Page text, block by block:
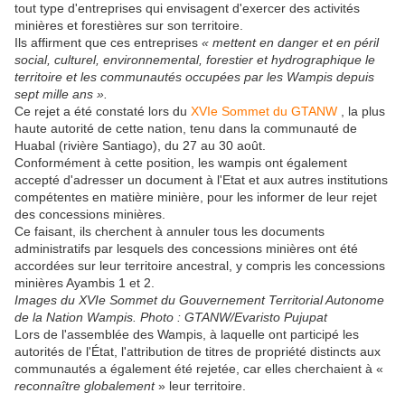
tout type d'entreprises qui envisagent d'exercer des activités
minières et forestières sur son territoire.
Ils affirment que ces entreprises « mettent en danger et en péril
social, culturel, environnemental, forestier et hydrographique le
territoire et les communautés occupées par les Wampis depuis
sept mille ans ».
Ce rejet a été constaté lors du XVIe Sommet du GTANW , la plus
haute autorité de cette nation, tenu dans la communauté de
Huabal (rivière Santiago), du 27 au 30 août.
Conformément à cette position, les wampis ont également
accepté d'adresser un document à l'Etat et aux autres institutions
compétentes en matière minière, pour les informer de leur rejet
des concessions minières.
Ce faisant, ils cherchent à annuler tous les documents
administratifs par lesquels des concessions minières ont été
accordées sur leur territoire ancestral, y compris les concessions
minières Ayambis 1 et 2.
Images du XVIe Sommet du Gouvernement Territorial Autonome
de la Nation Wampis. Photo : GTANW/Evaristo Pujupat
Lors de l'assemblée des Wampis, à laquelle ont participé les
autorités de l'État, l'attribution de titres de propriété distincts aux
communautés a également été rejetée, car elles cherchaient à «
reconnaître globalement» leur territoire.